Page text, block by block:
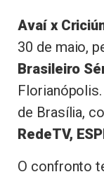
Avaí x
30 de maio,
Brasileiro
de Brasília,
RedeTV,
O confronto